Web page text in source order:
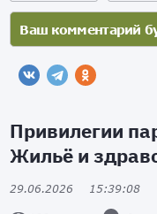
Привилегии
Жильё и
29.06.2026 15:39:08